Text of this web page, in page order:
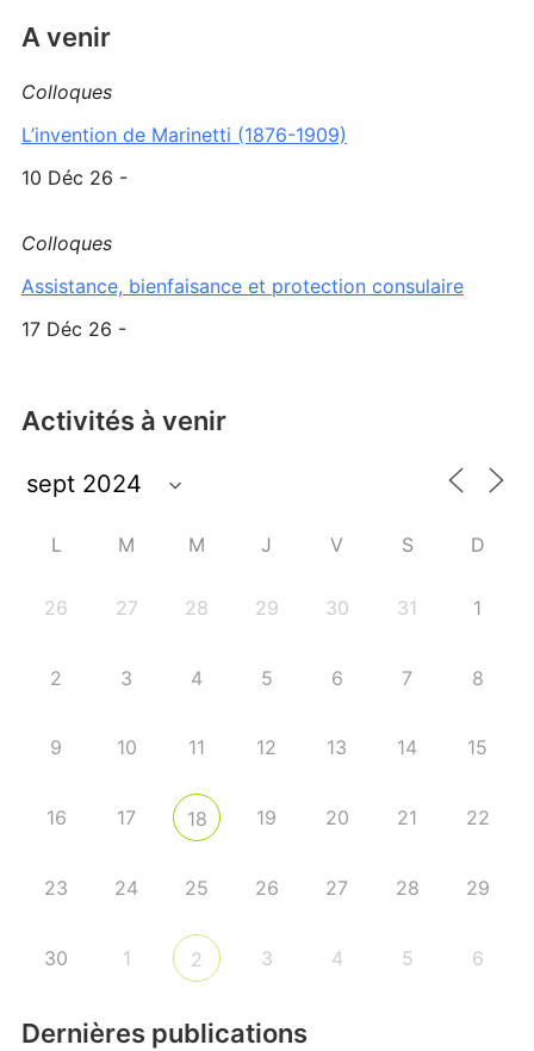
A venir
Colloques
L’invention de Marinetti (1876-1909)
10 Déc 26 -
Colloques
Assistance, bienfaisance et protection consulaire
17 Déc 26 -
Activités à venir
L M M J V S D
26 27 28 29 30 31 1
2 3 4 5 6 7 8
9 10 11 12 13 14 15
16 17 18 19 20 21 22
23 24 25 26 27 28 29
30 1 2 3 4 5 6
Dernières publications